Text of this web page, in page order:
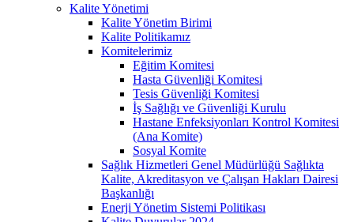
Kalite Yönetimi
Kalite Yönetim Birimi
Kalite Politikamız
Komitelerimiz
Eğitim Komitesi
Hasta Güvenliği Komitesi
Tesis Güvenliği Komitesi
İş Sağlığı ve Güvenliği Kurulu
Hastane Enfeksiyonları Kontrol Komitesi
(Ana Komite)
Sosyal Komite
Sağlık Hizmetleri Genel Müdürlüğü Sağlıkta
Kalite, Akreditasyon ve Çalışan Hakları Dairesi
Başkanlığı
Enerji Yönetim Sistemi Politikası